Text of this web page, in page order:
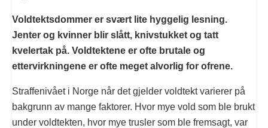
Voldtektsdommer er svært lite hyggelig lesning.
Jenter og kvinner blir slått, knivstukket og tatt
kvelertak på. Voldtektene er ofte brutale og
ettervirkningene er ofte meget alvorlig for ofrene.
Straffenivået i Norge når det gjelder voldtekt varierer på
bakgrunn av mange faktorer. Hvor mye vold som ble brukt
under voldtekten, hvor mye trusler som ble fremsagt, var